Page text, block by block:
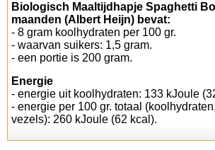
Biologisch Maaltijdhapje Spaghetti
maanden (Albert Heijn) bevat:
- 8 gram koolhydraten per 100 gr.
- waarvan suikers: 1,5 gram.
- een portie is 200 gram.
Energie
- energie uit koolhydraten: 133 kJoule
- energie per 100 gr. totaal
vezels): 260 kJoule (62 kcal).